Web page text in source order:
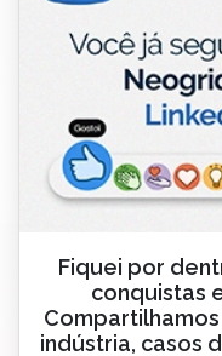
Fiquei por
conquistas
indústria, casos